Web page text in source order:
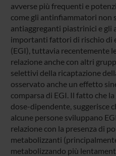
avverse più frequenti e
come gli antinfiammatori non
antiaggreganti piastrinici e gli
importanti fattori di rischio di
(EGI), tuttavia recentemente
relazione anche con altri
selettivi della ricaptazione
osservato anche un effetto
comparsa di EGI. Il fatto che
dose-dipendente, suggerisce
alcune persone sviluppano
relazione con la presenza di
metabolizzanti
metabolizzando più